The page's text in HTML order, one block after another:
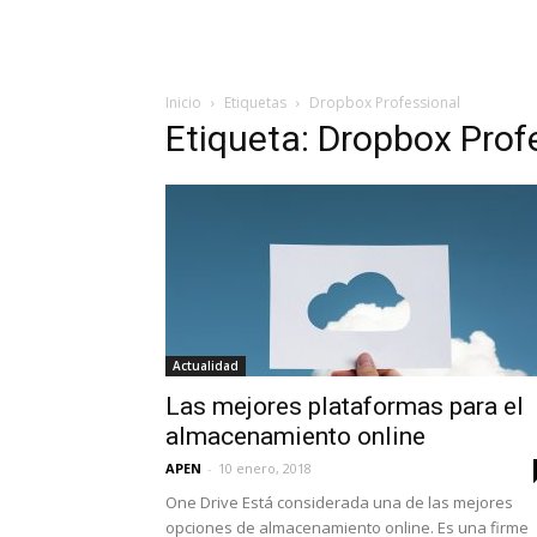
Inicio Etiquetas Dropbox Professional
Etiqueta: Dropbox
Actualidad
Las mejores plataformas para el
almacenamiento online
APEN - 10 enero, 2018
One Drive Está considerada una de las mejores
opciones de almacenamiento online. Es una firme